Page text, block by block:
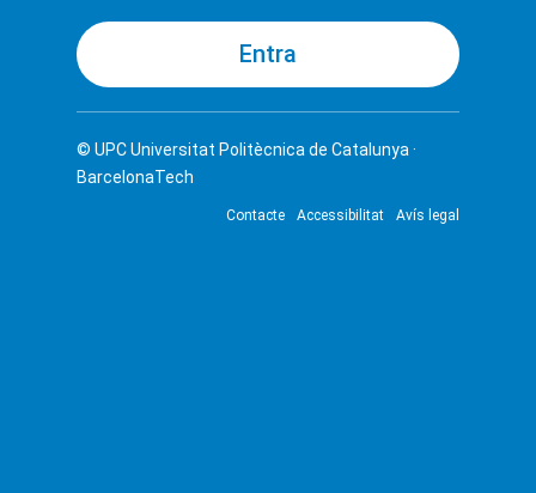
© UPCUniversitat Politècnica de Catalunya ·
BarcelonaTech
Contacte Accessibilitat Avís legal